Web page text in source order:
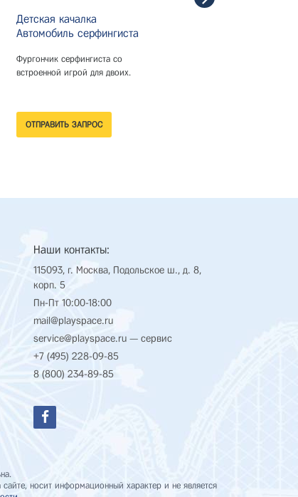
Детская качалка
Автомобиль серфингиста
Фургончик серфингиста со
встроенной игрой для двоих.
Наши контакты:
115093, г. Москва, Подольское ш., д. 8,
корп. 5
Пн-Пт 10:00-18:00
mail@playspace.ru
service@playspace.ru — сервис
+7 (495) 228-09-85
8 (800) 234-89-85
носит информационный характер и не является